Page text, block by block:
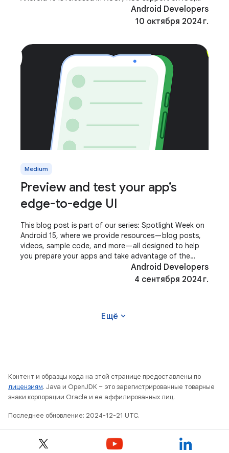
Android Developers
10 октября 2024 г.
Medium
Preview and test your app’s
edge-to-edge UI
This blog post is part of our series: Spotlight Week on
Android 15, where we provide resources — blog posts,
videos, sample code, and more — all designed to help
you prepare your apps and take advantage of the
latest features in Android 15. You canAndroid Developers
4 сентября 2024 г.
Ещё expand_more
Контент и образцы кода на этой странице предоставлены по
лицензиям. Java и OpenJDK – это зарегистрированные товарные
знаки корпорации Oracle и ее аффилированных лиц.
Последнее обновление: 2024-12-21 UTC.